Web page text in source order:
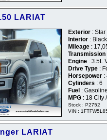
LARIAT
Exterior :
Interior :
Mileage :
Transmission
Engine : 3.5L
Drive Type :
Horsepower :
Cylinders : 6
Fuel :
MPG : 18 City
Stock : P2752
VIN :
LARIAT